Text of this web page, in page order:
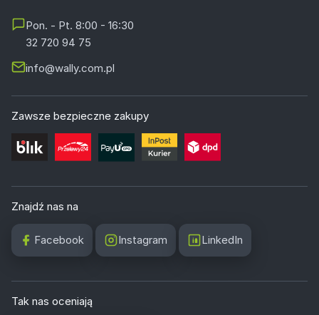
Pon. - Pt. 8:00 - 16:30
32 720 94 75
info@wally.com.pl
Zawsze bezpieczne zakupy
Znajdź nas na
Facebook Instagram LinkedIn
Tak nas oceniają